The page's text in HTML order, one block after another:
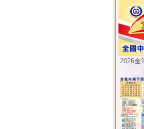
2026金